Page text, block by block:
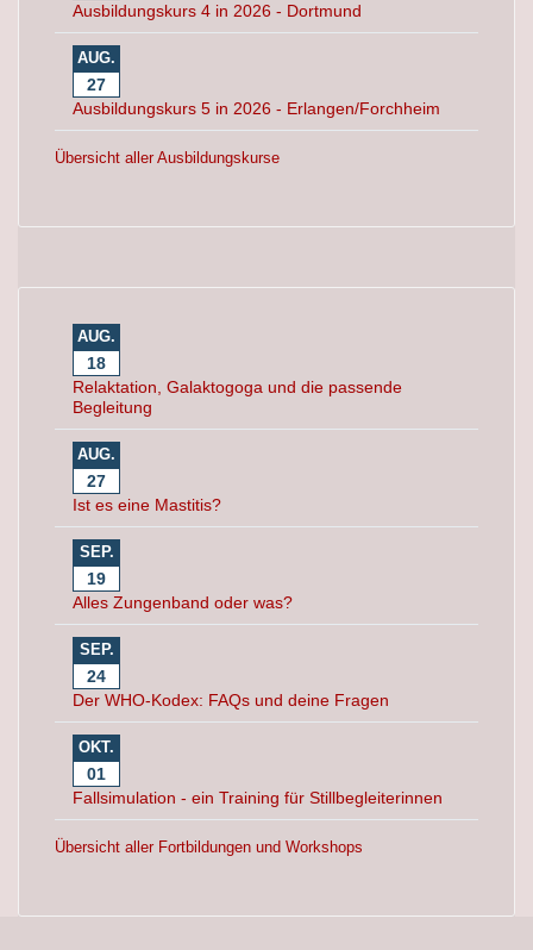
Ausbildungskurs 4 in 2026 - Dortmund
AUG.
27
Ausbildungskurs 5 in 2026 - Erlangen/Forchheim
Übersicht aller Ausbildungskurse
AUG.
18
Relaktation, Galaktogoga und die passende
Begleitung
AUG.
27
Ist es eine Mastitis?
SEP.
19
Alles Zungenband oder was?
SEP.
24
Der WHO-Kodex: FAQs und deine Fragen
OKT.
01
Fallsimulation - ein Training für Stillbegleiterinnen
Übersicht aller Fortbildungen und Workshops